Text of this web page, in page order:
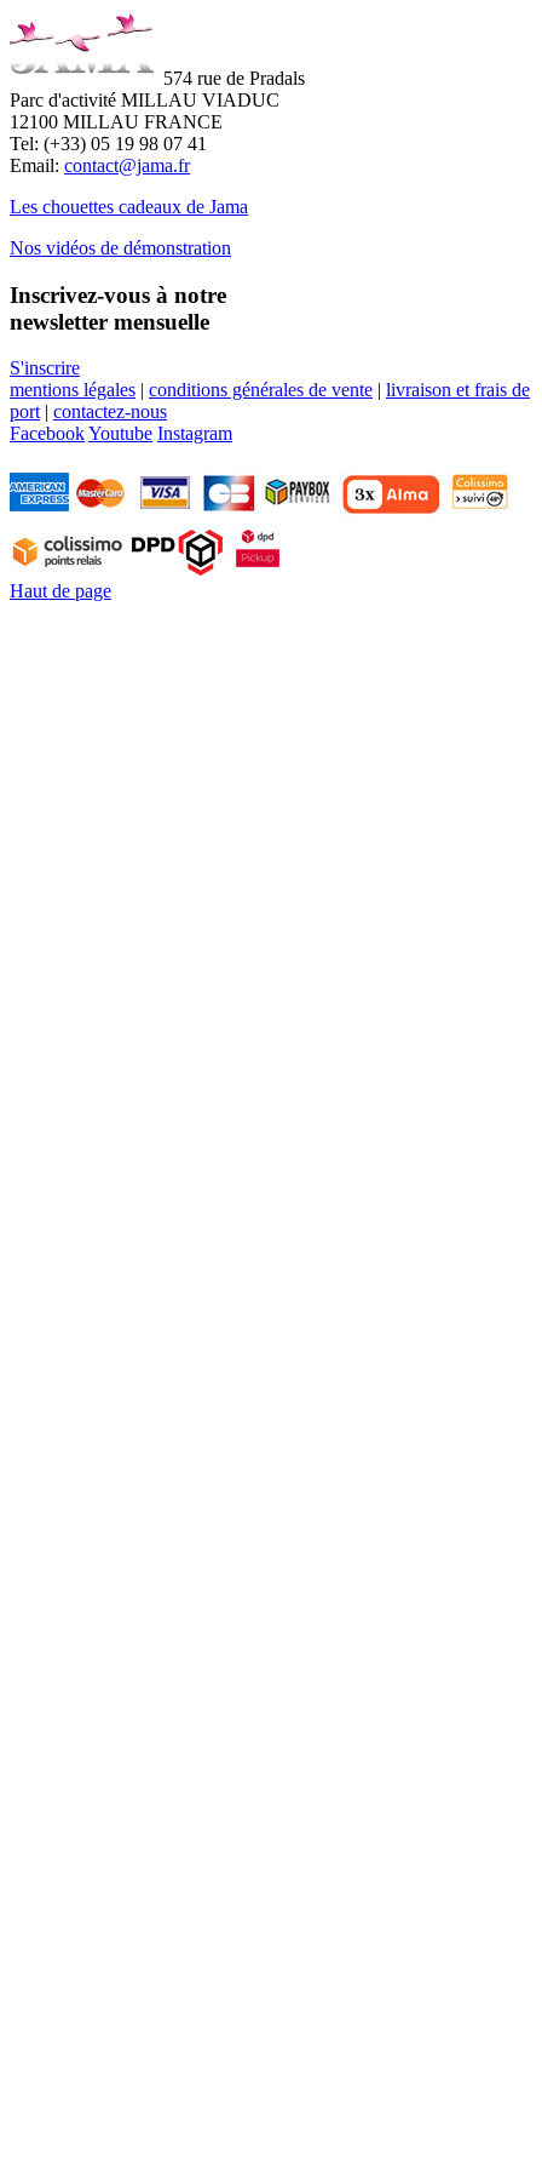
574 rue de Pradals
Parc d'activité MILLAU VIADUC
12100 MILLAU FRANCE
Tel: (+33) 05 19 98 07 41
Email: contact@jama.fr
Les chouettes cadeaux de Jama
Nos vidéos de démonstration
Inscrivez-vous à notre
newsletter mensuelle
S'inscrire
mentions légales | conditions générales de vente | livraison et frais de
port | contactez-nous
FacebookYoutube Instagram
Haut de page